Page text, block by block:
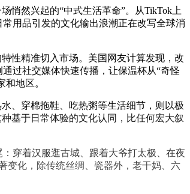
悄然兴起的“中式生活革命”。从TikTok上
用品引发的文化输出浪潮正在改写全球消
性精准切入市场。美国网友计算发现，改
过社交媒体快速传播，让保温杯从“奇怪
地区。
、穿棉拖鞋、吃热粥等生活细节，则以极
基于日常体验的文化认同，比任何宏大叙
穿着汉服逛古城、跟着大爷打太极、在夜
变化，除传统丝绸、瓷器外，老干妈、六